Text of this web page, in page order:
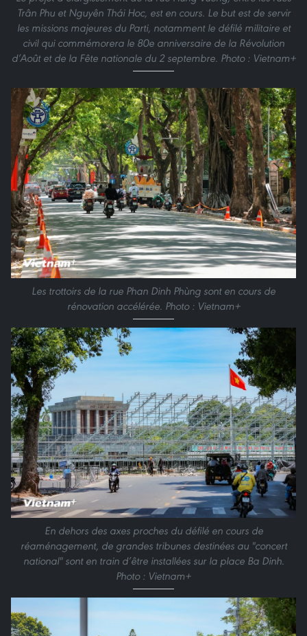
Trân Phu et Nguyên Thái Hoc, est en cours. Le but est de servir
les missions majeures du Parti, notamment le défilé militaire et
civil qui commémorera le 80e anniversaire de la Révolution
d’Août et de la Fête nationale du 2 septembre. Photo : Vietnam+
Les trottoirs de la rue Phan Dinh Phùng sont en cours de
rénovation accélérée. Photo : Vietnam+
En dehors des axes proches du défilé en cours de
réaménagement, de grandes tribunes destinées au "concert
national" sont en train d’être installées sur la place Ba Dinh.
Photo : Vietnam+